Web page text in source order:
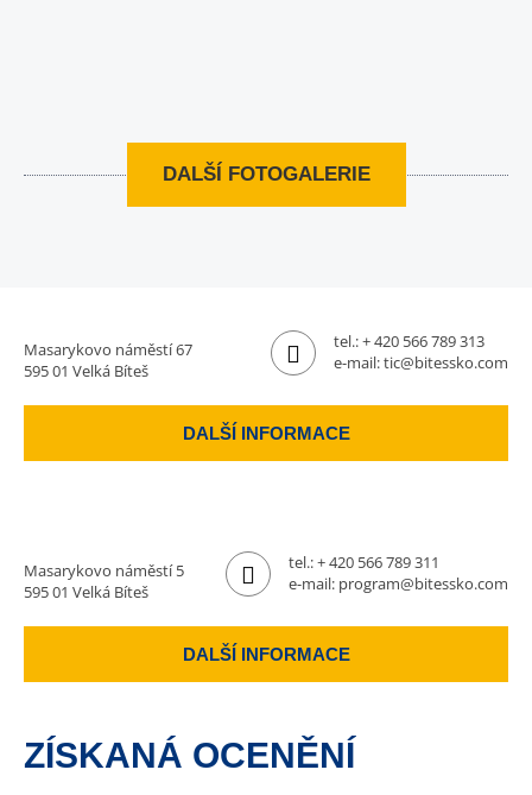
DALŠÍ FOTOGALERIE
Masarykovo náměstí 67
595 01 Velká Bíteš
tel.:+ 420 566 789 313
e-mail:tic@bitessko.com
DALŠÍ INFORMACE
Masarykovo náměstí 5
595 01 Velká Bíteš
tel.:+ 420 566 789 311
e-mail: program@bitessko.com
DALŠÍ INFORMACE
ZÍSKANÁ OCENĚNÍ